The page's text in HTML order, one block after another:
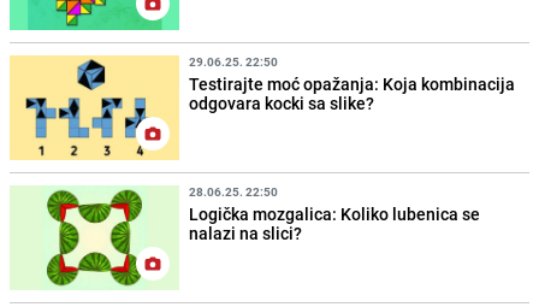
29.06.25. 22:50
Testirajte moć opažanja: Koja kombinacija
odgovara kocki sa slike?
28.06.25. 22:50
Logička mozgalica: Koliko lubenica se
nalazi na slici?